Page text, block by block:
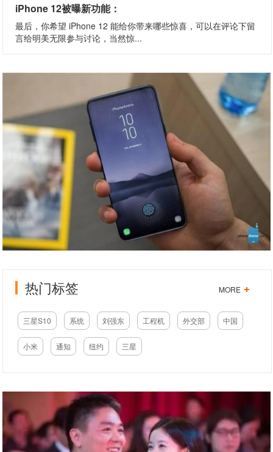
iPhone 12被曝新功能：
最后，你希望 iPhone 12 能给你带来哪些惊喜，可以在评论下留
言给明美无限参与讨论，当然惊...
热门标签 MORE
三星S10 系统 刘强东 工程机 外交部 中国
小米 通知 纽约 三星